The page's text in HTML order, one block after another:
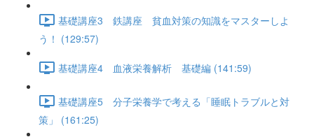
基礎講座3 鉄講座 貧血対策の知識をマスターしよ
う！ (129:57)
基礎講座4 血液栄養解析 基礎編 (141:59)
基礎講座5 分子栄養学で考える「睡眠トラブルと対
策」 (161:25)